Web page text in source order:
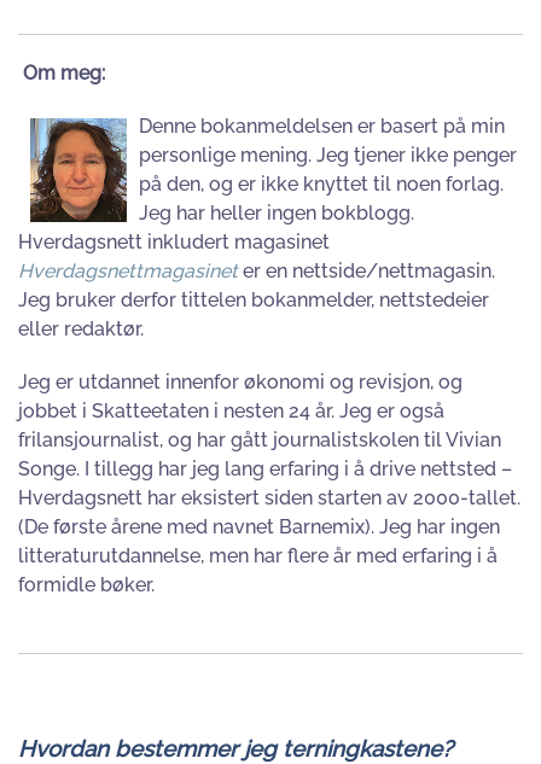
Om meg:
Denne bokanmeldelsen er basert på min
personlige mening. Jeg tjener ikke penger
på den, og er ikke knyttet til noen forlag.
Jeg har heller ingen bokblogg.
Hverdagsnett inkludert magasinet
Hverdagsnettmagasineter en nettside/nettmagasin.
Jeg bruker derfor tittelen bokanmelder, nettstedeier
eller redaktør.
Jeg er utdannet innenfor økonomi og revisjon, og
jobbet i Skatteetaten i nesten 24 år. Jeg er også
frilansjournalist, og har gått journalistskolen til Vivian
Songe. I tillegg har jeg lang erfaring i å drive nettsted –
Hverdagsnett har eksistert siden starten av 2000-tallet.
(De første årene med navnet Barnemix). Jeg har ingen
litteraturutdannelse, men har flere år med erfaring i å
formidle bøker.
Hvordan bestemmer jeg terningkastene?